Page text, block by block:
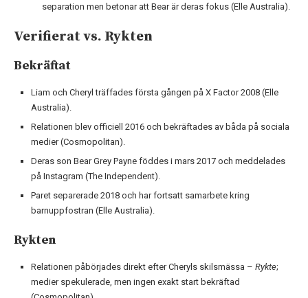
separation men betonar att Bear är deras fokus (Elle Australia).
Verifierat vs. Rykten
Bekräftat
Liam och Cheryl träffades första gången på X Factor 2008 (Elle
Australia).
Relationen blev officiell 2016 och bekräftades av båda på sociala
medier (Cosmopolitan).
Deras son Bear Grey Payne föddes i mars 2017 och meddelades
på Instagram (The Independent).
Paret separerade 2018 och har fortsatt samarbete kring
barnuppfostran (Elle Australia).
Rykten
Relationen påbörjades direkt efter Cheryls skilsmässa – Rykte;
medier spekulerade, men ingen exakt start bekräftad